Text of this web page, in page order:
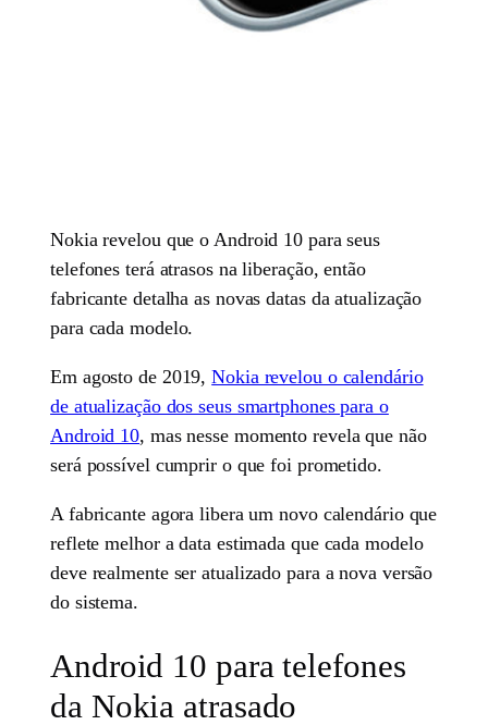
Nokia revelou que o Android 10 para seus
telefones terá atrasos na liberação, então
fabricante detalha as novas datas da atualização
para cada modelo.
Em agosto de 2019,Nokia revelou o calendário
de atualização dos seus smartphones para o
Android 10, mas nesse momento revela que não
será possível cumprir o que foi prometido.
A fabricante agora libera um novo calendário que
reflete melhor a data estimada que cada modelo
deve realmente ser atualizado para a nova versão
do sistema.
Android 10 para telefones
da Nokia atrasado